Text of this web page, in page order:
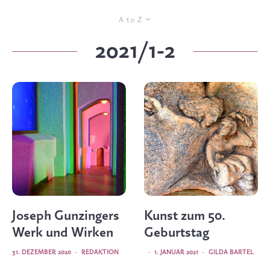
A to Z
2021/1-2
Joseph Gunzingers
Werk und Wirken
REDAKTION
·
31. DEZEMBER 2020
Kunst zum 50.
Geburtstag
GILDA BARTEL
·
1. JANUAR 2021
·